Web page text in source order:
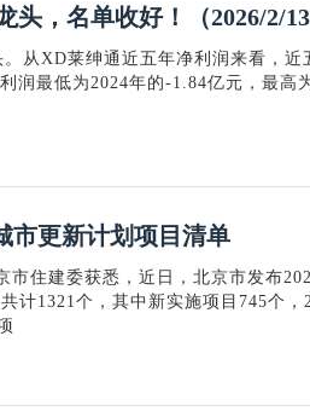
，名单收好！（2026/2/13
从XD莱绅通近五年净利润来看，近
润最低为2024年的-1.84亿元，最高
市更新计划项目清单
市住建委获悉，近日，北京市发布
计1321个，其中新实施项目745个，